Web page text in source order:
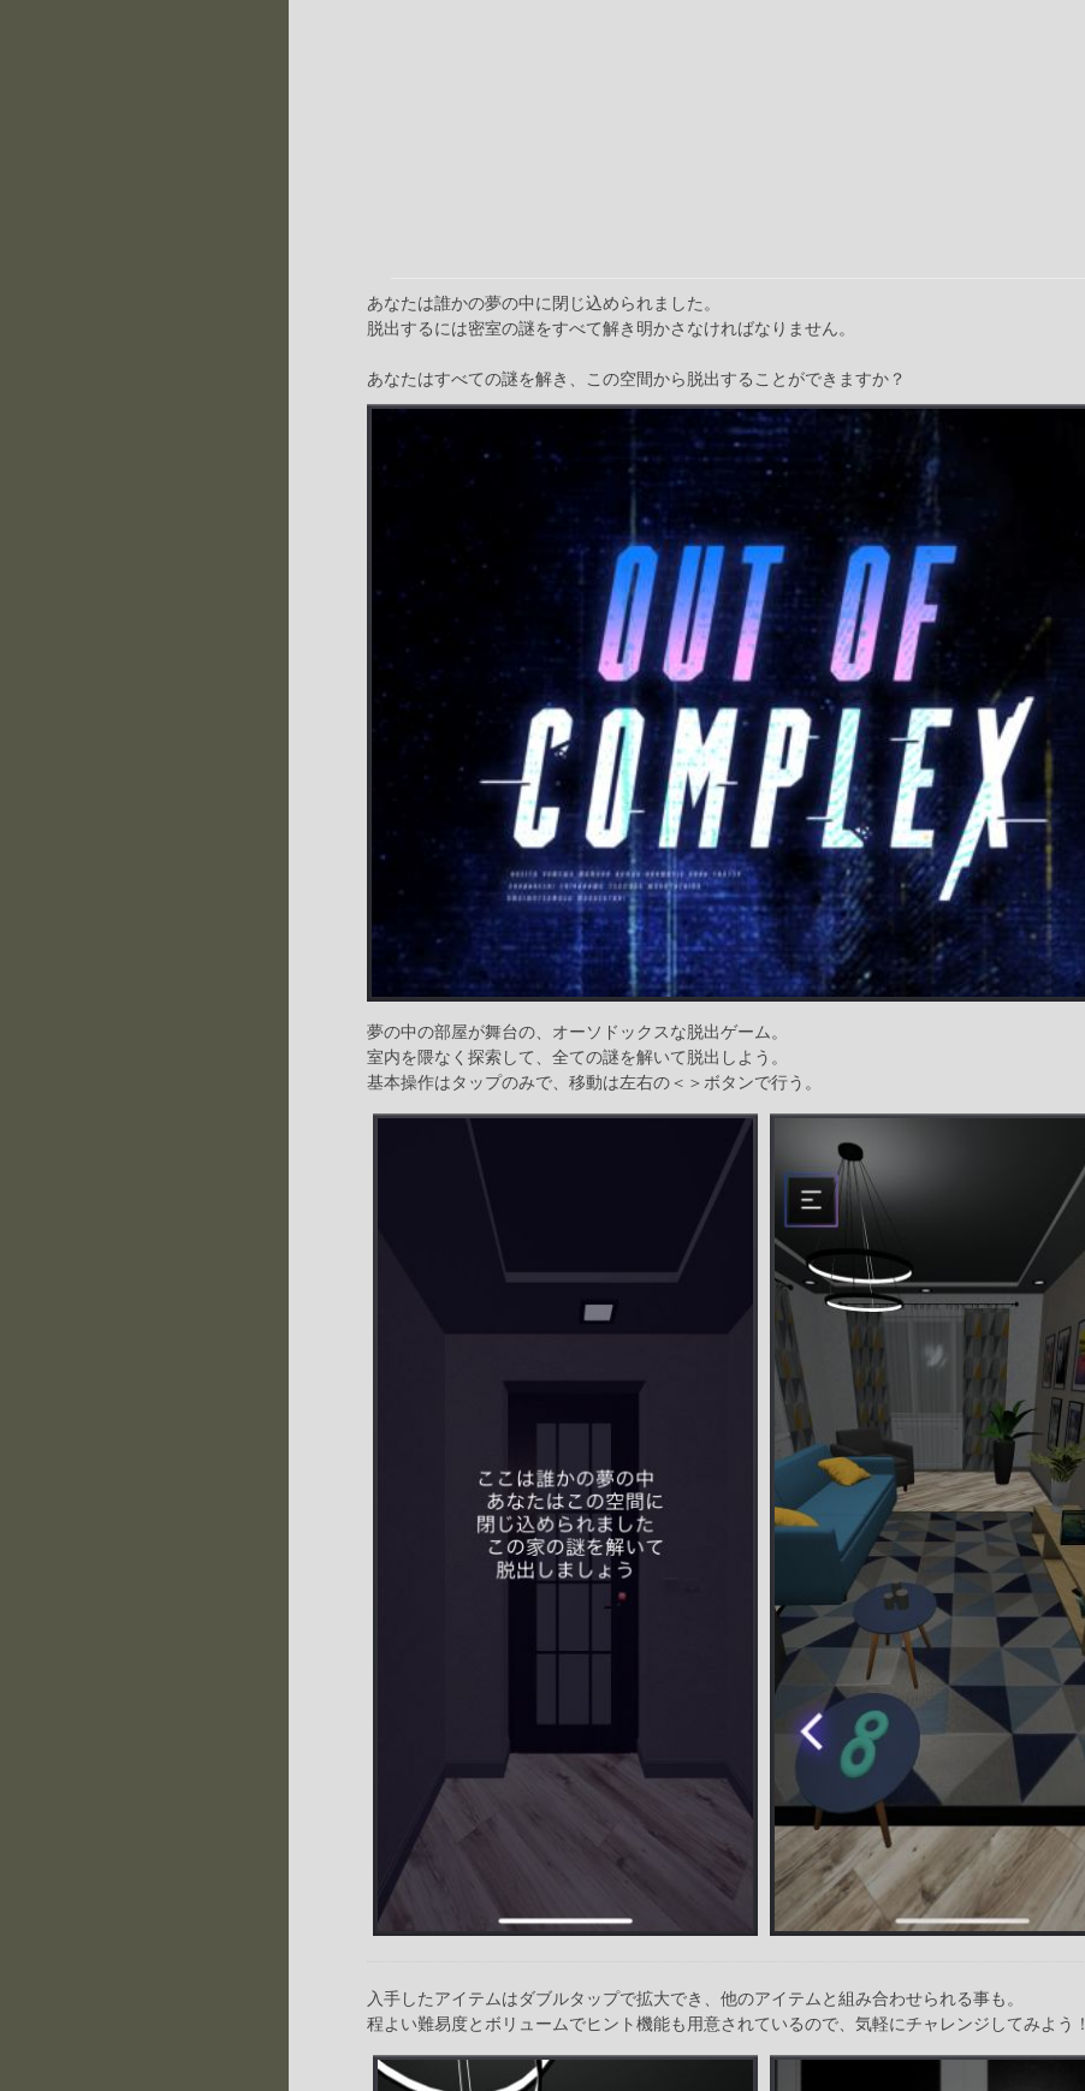
あなたは誰かの夢の中に閉じ込められました。
脱出するには密室の謎をすべて解き明かさなければなりません。
あなたはすべての謎を解き、この空間から脱出することができますか？
夢の中の部屋が舞台の、オーソドックスな脱出ゲーム。
室内を隈なく探索して、全ての謎を解いて脱出しよう。
基本操作はタップのみで、移動は左右の＜＞ボタンで行う。
入手したアイテムはダブルタップで拡大でき、他のアイテムと組み合わせられる事も。
程よい難易度とボリュームでヒント機能も用意されているので、気軽にチャレンジしてみよう！